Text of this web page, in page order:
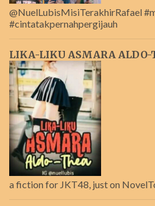
@NuelLubisMisiTerakhirRafael
#cintatakpernahpergijauh
LIKA-LIKU ASMARA ALDO-
a fiction for JKT48, just on